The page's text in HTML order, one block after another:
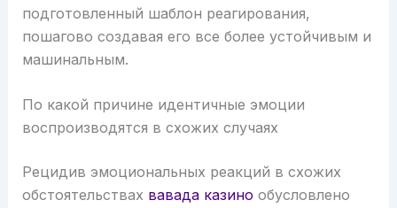
подготовленный шаблон реагирования,
пошагово создавая его все более устойчивым и
машинальным.
По какой причине идентичные эмоции
воспроизводятся в схожих случаях
Рецидив эмоциональных реакций в схожих
обстоятельствах вавада казино обусловлено